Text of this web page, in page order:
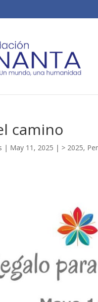
camino
| May 11, 2025 | > 2025,